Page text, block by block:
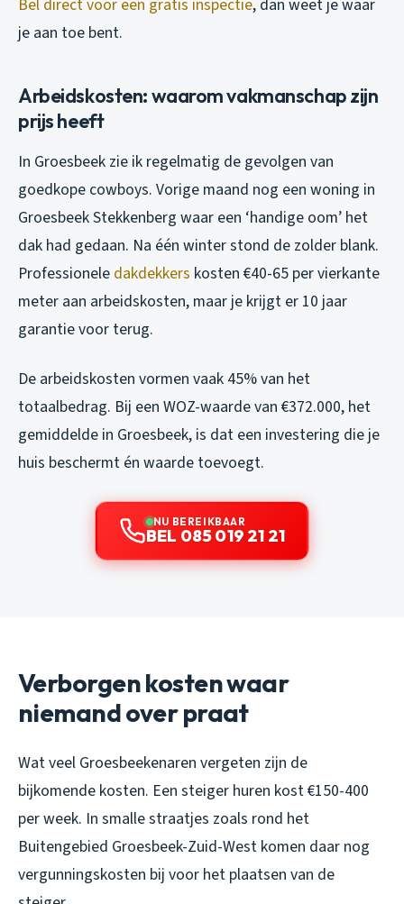
Bel direct voor een gratis inspectie, dan weet je waar
je aan toe bent.
Arbeidskosten: waarom vakmanschap zijn
prijs heeft
In Groesbeek zie ik regelmatig de gevolgen van
goedkope cowboys. Vorige maand nog een woning in
Groesbeek Stekkenberg waar een ‘handige oom’ het
dak had gedaan. Na één winter stond de zolder blank.
Professionele dakdekkers kosten €40-65 per vierkante
meter aan arbeidskosten, maar je krijgt er 10 jaar
garantie voor terug.
De arbeidskosten vormen vaak 45% van het
totaalbedrag. Bij een WOZ-waarde van €372.000, het
gemiddelde in Groesbeek, is dat een investering die je
huis beschermt én waarde toevoegt.
NU BEREIKBAAR
BEL 085 019 21 21
Verborgen kosten waar
niemand over praat
Wat veel Groesbeekenaren vergeten zijn de
bijkomende kosten. Een steiger huren kost €150-400
per week. In smalle straatjes zoals rond het
Buitengebied Groesbeek-Zuid-West komen daar nog
vergunningskosten bij voor het plaatsen van de